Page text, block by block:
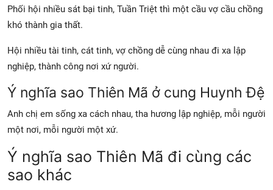
Phối hội nhiều sát bại tinh, Tuần Triệt thì một cầu vợ cầu chồng
khó thành gia thất.
Hội nhiều tài tinh, cát tinh, vợ chồng dễ cùng nhau đi xa lập
nghiệp, thành công nơi xứ người.
Ý nghĩa sao Thiên Mã ở cung Huynh Đệ
Anh chị em sống xa cách nhau, tha hương lập nghiệp, mỗi người
một nơi, mỗi người một xứ.
Ý nghĩa sao Thiên Mã đi cùng các
sao khác